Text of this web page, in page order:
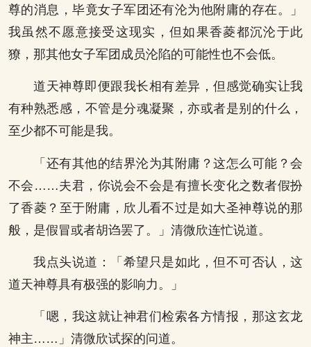
尊的消息，毕竟女子军团还有沦为他附庸的存在。」
我虽然不愿意接受这现实，但如果香菱都沉沦于此
獠，那其他女子军团成员沦陷的可能性也不会低。
道天神尊即便跟我长相有差异，但感觉确实让我
有种熟悉感，不管是分魂凝聚，亦或者是别的什么，
至少都不可能是我。
「还有其他的结界沦为其附庸？这怎么可能？会
不会……夫君，你说会不会是有擅长变化之数者假扮
了香菱？至于附庸，欣儿看不过是如大圣神尊说的那
般，是假冒或者胡诌罢了。」清微欣连忙说道。
我点头说道：「希望只是如此，但不可否认，这
道天神尊具有极强的影响力。」
「嗯，我这就让神君们检索各方情报，那这玄龙
神主……」清微欣试探的问道。